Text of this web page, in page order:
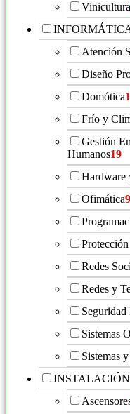
Vinicultura
Atención
Diseño
Domótica1
Frío y
Gestión
Humanos19
Hardware
Ofimática
Redes
Redes y
Sistemas
Sistemas